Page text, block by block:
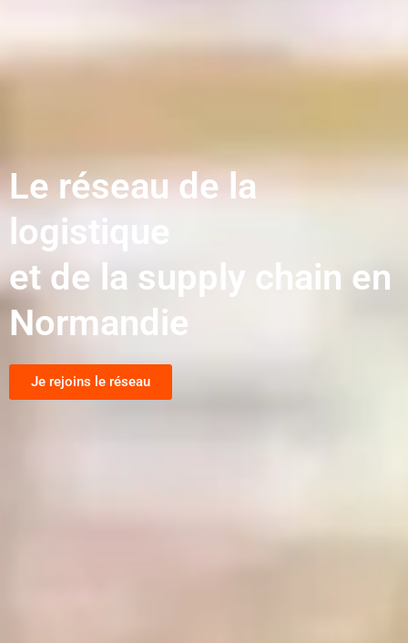
Le réseau de la
logistique
et de la supply chain en
Normandie
Je rejoins le réseau